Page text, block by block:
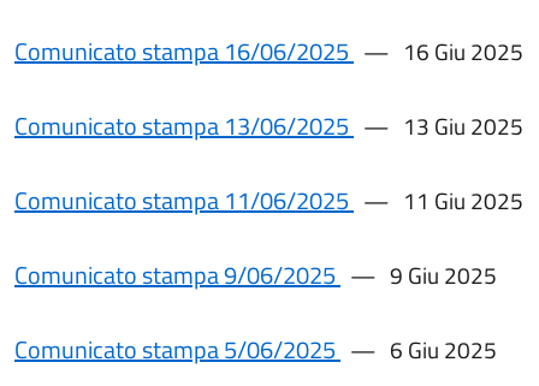
Comunicato stampa 16/06/2025 16 Giu 2025
Comunicato stampa 13/06/2025 13 Giu 2025
Comunicato stampa 11/06/2025 11 Giu 2025
Comunicato stampa 9/06/2025 9 Giu 2025
Comunicato stampa 5/06/2025 6 Giu 2025